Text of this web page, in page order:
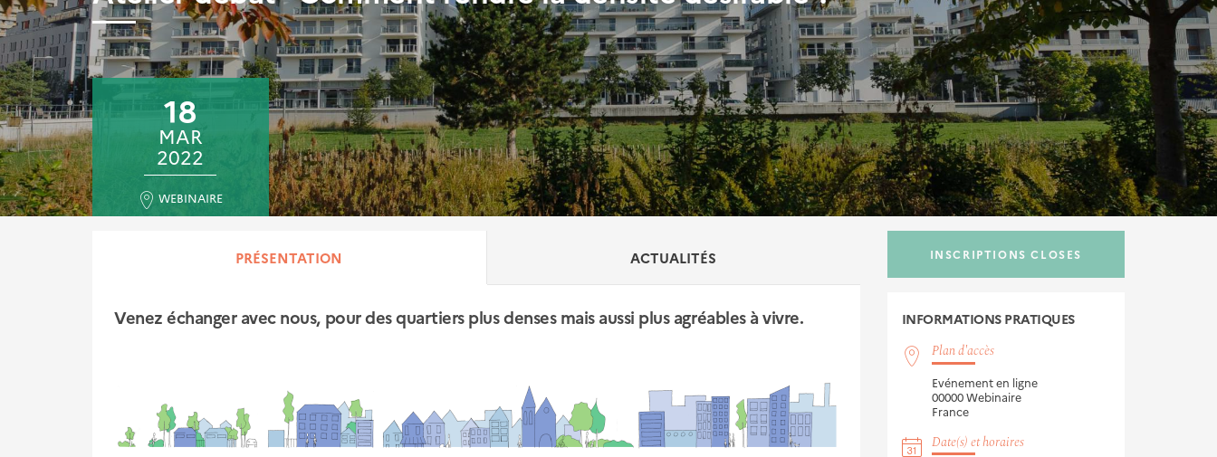
18
MAR
2022
WEBINAIRE
INSCRIPTIONS CLOSES
INFORMATIONS PRATIQUES
Plan d'accès
Evénement en ligne
00000Webinaire
France
Date(s) et horaires
PRÉSENTATION ACTUALITÉS
Venez échanger avec nous, pour des quartiers plus denses mais aussi plus agréables à vivre.